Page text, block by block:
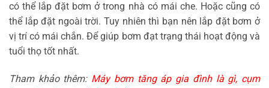
có thể lắp đặt bơm ở trong nhà có mái che. Hoặc cũng có
thể lắp đặt ngoài trời. Tuy nhiên thì bạn nên lắp đặt bơm ở
vị trí có mái chắn. Để giúp bơm đạt trạng thái hoạt động và
tuổi thọ tốt nhất.
Tham khảo thêm: Máy bơm tăng áp gia đình là gì, cụm